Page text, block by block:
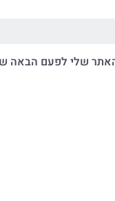
שלי לפעם הבאה